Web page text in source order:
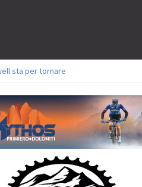
sta per tornare
Grossmann e Gallis.
l’ultima sfida agonistica di una
firma il secondo argento azzurro a